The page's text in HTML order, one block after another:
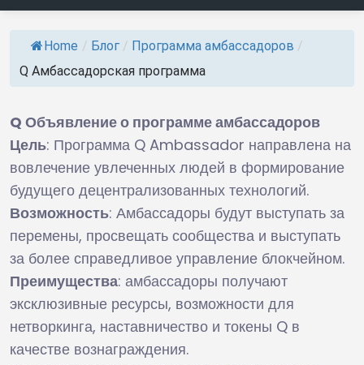
Home / Блог / Программа амбассадоров /
Q Амбассадорская программа
Q Объявление о программе амбассадоров
Цель: Программа Q Ambassador направлена на
вовлечение увлеченных людей в формирование
будущего децентрализованных технологий.
Возможность: Амбассадоры будут выступать за
перемены, просвещать сообщества и выступать
за более справедливое управление блокчейном.
Преимущества: амбассадоры получают
эксклюзивные ресурсы, возможности для
нетворкинга, наставничество и токены Q в
качестве вознаграждения.